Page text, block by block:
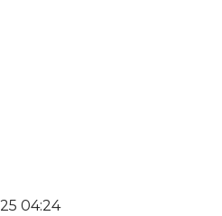
04:24